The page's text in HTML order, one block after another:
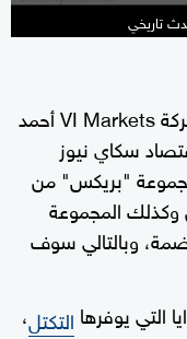
تاريخي
من جانبه، يقول المدير التنفيذي في شركة VI Markets أحمد
سكاي نيوز
"بريكس" من
المجموعة
وبالتالي سوف
التي يوفرها التكتل،